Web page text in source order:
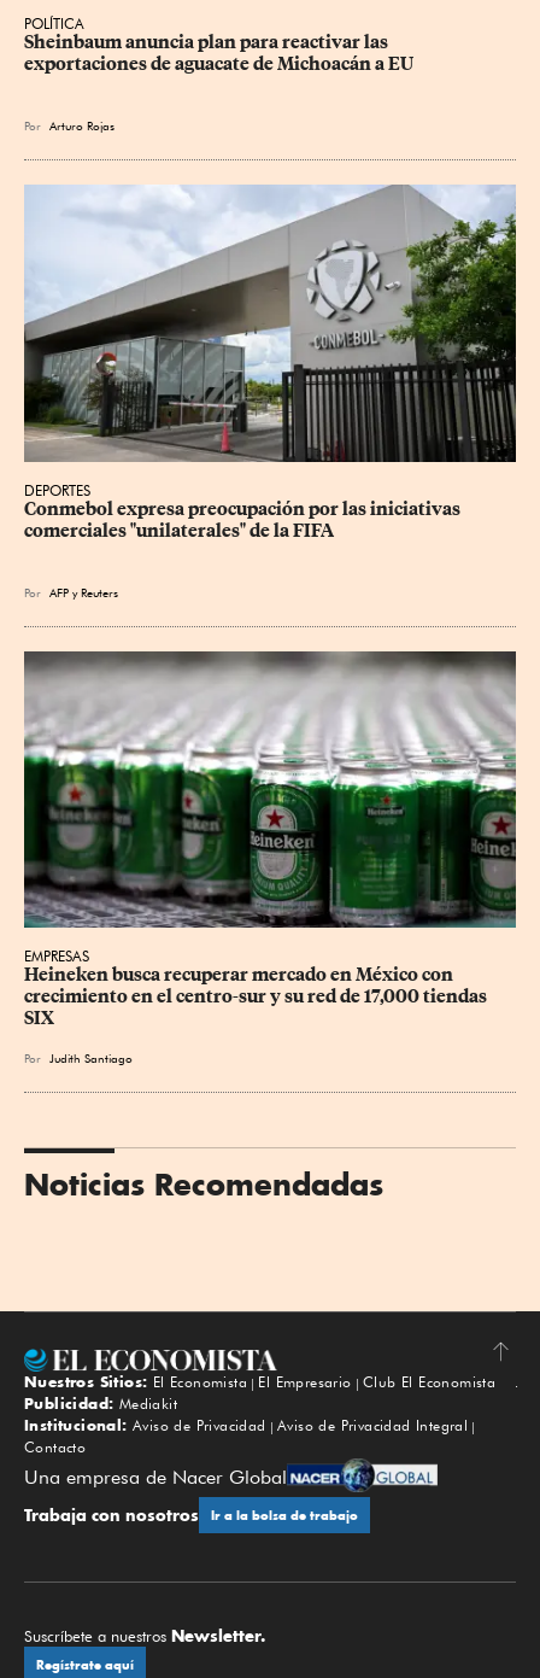
POLÍTICA
Sheinbaum anuncia plan para reactivar las
exportaciones de aguacate de Michoacán a EU
Por Arturo Rojas
DEPORTES
Conmebol expresa preocupación por las iniciativas
comerciales "unilaterales" de la FIFA
Por AFP yReuters
EMPRESAS
Heineken busca recuperar mercado en México con
crecimiento en el centro-sur y su red de 17,000 tiendas
SIX
Por Judith Santiago
Noticias Recomendadas
Subir
Nuestros Sitios: El Economista El Empresario
Club El Economista
Publicidad: Mediakit
Institucional: Aviso de Privacidad
Aviso de Privacidad Integral
Contacto
Una empresa de Nacer Global
Trabaja con nosotros Ir a la bolsa de trabajo
Suscríbete a nuestros Newsletter.
Regístrate aquí